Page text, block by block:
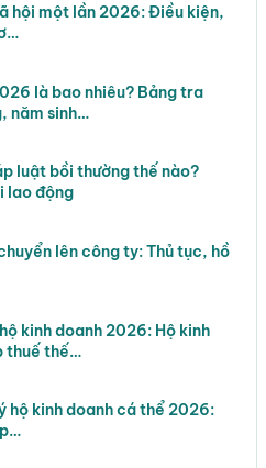
hội một lần 2026: Điều kiện,
là bao nhiêu? Bảng tra
năm sinh…
luật bồi thường thế nào?
lao động
lên công ty: Thủ tục, hồ
kinh doanh 2026: Hộ kinh
thuế thế…
hộ kinh doanh cá thể 2026: